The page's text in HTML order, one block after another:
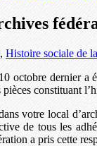
, Histoire sociale de
octobre dernier a
constituant
votre local
de tous les
a pris cette